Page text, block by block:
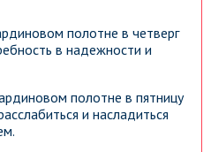
полотне в четверг
в надежности и
полотне в пятницу
и насладиться